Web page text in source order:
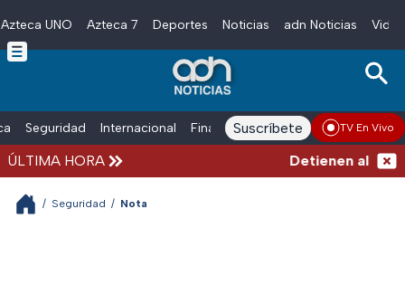
Skip to main content
Azteca UNO Azteca 7 Deportes Noticias adn Noticias
Seguridad Internacional Finanzas adn Noticias Radio
Suscríbete TV En Vivo
ÚLTIMA HORA Detienen al
/ Seguridad / Nota